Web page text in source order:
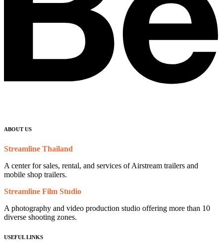
ABOUT US
Streamline Thailand
A center for sales, rental, and services of Airstream trailers and
mobile shop trailers.
Streamline Film Studio
A photography and video production studio offering more than 10
diverse shooting zones.
USEFUL LINKS